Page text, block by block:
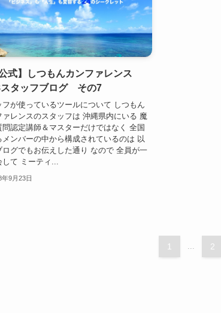
公式】しつもんカンファレンス
タッフブログ その7
フが使っているツールについて しつもん
ァレンスのスタッフは 沖縄県内にいる 魔
問認定講師＆マスターだけではなく 全国
メンバーの中から構成されているのは 以
ログでもお伝えした通り なので 全員が一
して ミーティ...
年9月23日
1 ... 2